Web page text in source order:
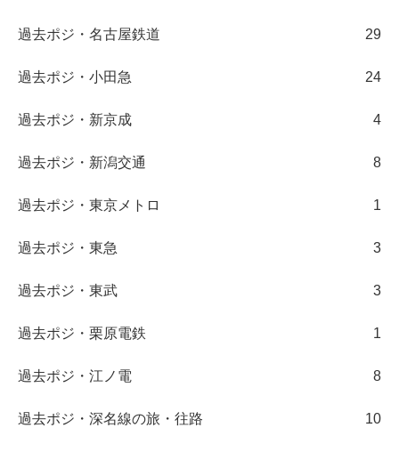
過去ポジ・名古屋鉄道 29
過去ポジ・小田急 24
過去ポジ・新京成 4
過去ポジ・新潟交通 8
過去ポジ・東京メトロ 1
過去ポジ・東急 3
過去ポジ・東武 3
過去ポジ・栗原電鉄 1
過去ポジ・江ノ電 8
過去ポジ・深名線の旅・往路 10